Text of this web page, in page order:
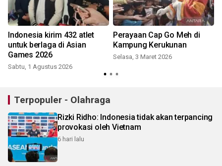
Indonesia kirim 432 atlet
untuk berlaga di Asian
Games 2026
Sabtu, 1 Agustus 2026
Perayaan Cap Go Meh di
Kampung Kerukunan
Selasa, 3 Maret 2026
Terpopuler - Olahraga
Rizki Ridho: Indonesia tidak akan terpancing
provokasi oleh Vietnam
6 hari lalu